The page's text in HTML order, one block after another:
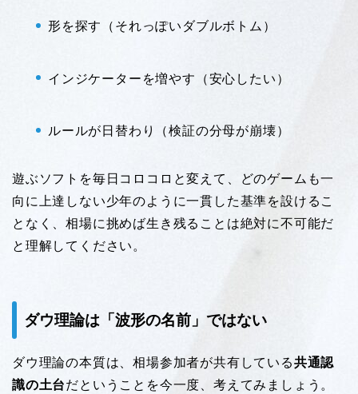
形を探す（それっぽいダブルボトム）
インジケーターを増やす（安心したい）
ルールが日替わり（検証の分母が崩壊）
遊ぶソフトを毎日コロコロと変えて、どのゲームも一
向に上達しない少年のように一貫した基準を設けるこ
となく、相場に挑めば生き残ることは絶対に不可能だ
と理解してください。
ダウ理論は「波形の名前」ではない
ダウ理論の本質は、相場参加者が共有している共通認
識の土台だということを今一度、考えてみましょう。